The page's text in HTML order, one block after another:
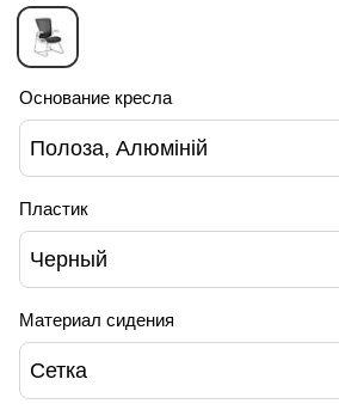
Основание кресла
Полоза, Алюміній
Пластик
Черный
Материал сидения
Сетка